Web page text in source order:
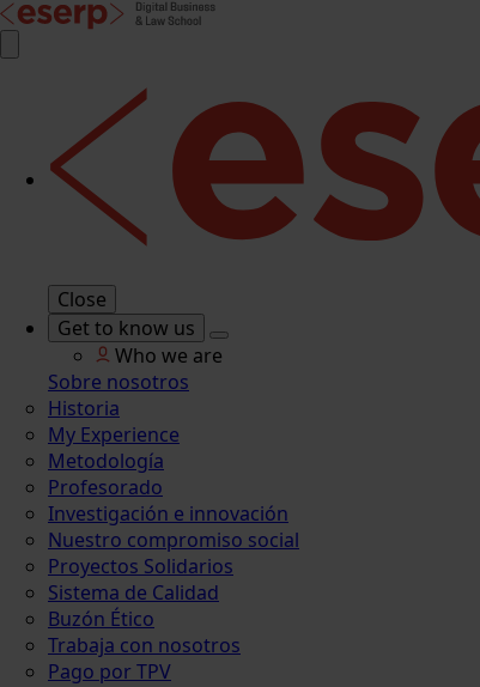
Close
Get to know us
Who we are
Sobre nosotros
Historia
My Experience
Metodología
Profesorado
Investigación e innovación
Nuestro compromiso social
Proyectos Solidarios
Sistema de Calidad
Buzón Ético
Trabaja con nosotros
Pago por TPV